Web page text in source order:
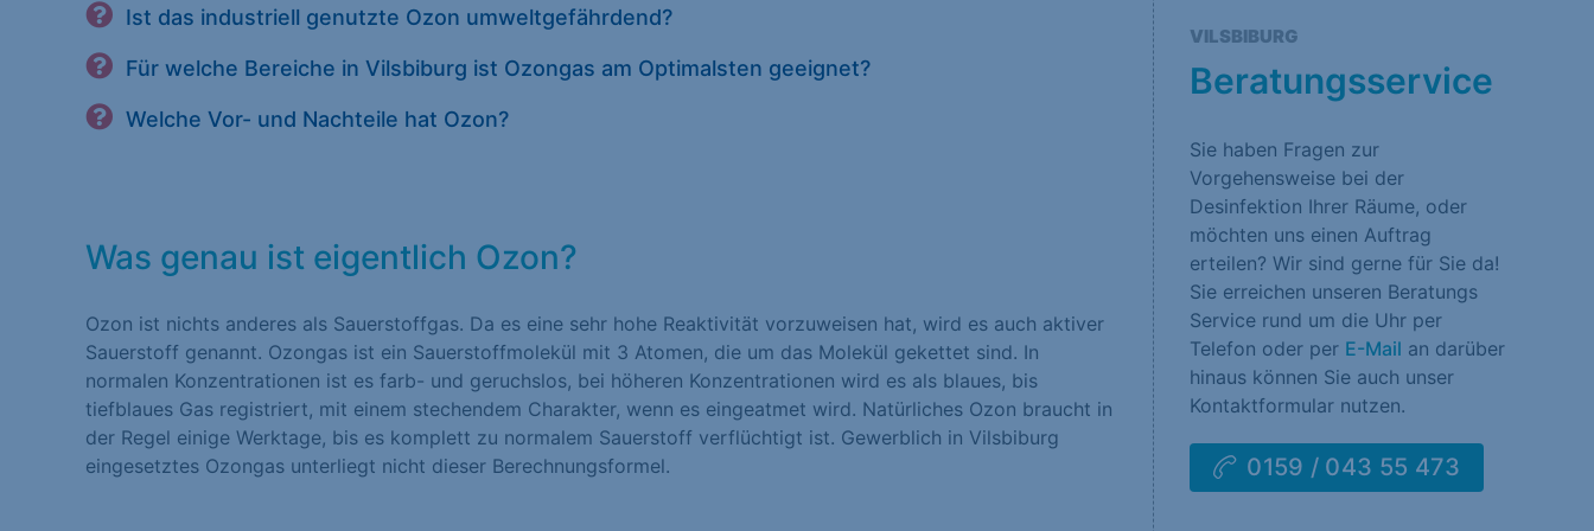
Ist das industriell genutzte Ozon umweltgefährdend?
Für welche Bereiche in Vilsbiburg ist Ozongas am Optimalsten geeignet?
Welche Vor- und Nachteile hat Ozon?
Was genau ist eigentlich Ozon?
Ozon ist nichts anderes als Sauerstoffgas. Da es eine sehr hohe Reaktivität vorzuweisen hat, wird es auch aktiver
Sauerstoff genannt. Ozongas ist ein Sauerstoffmolekül mit 3 Atomen, die um das Molekül gekettet sind. In
normalen Konzentrationen ist es farb- und geruchslos, bei höheren Konzentrationen wird es als blaues, bis
tiefblaues Gas registriert, mit einem stechendem Charakter, wenn es eingeatmet wird. Natürliches Ozon braucht in
der Regel einige Werktage, bis es komplett zu normalem Sauerstoff verflüchtigt ist. Gewerblich in Vilsbiburg
eingesetztes Ozongas unterliegt nicht dieser Berechnungsformel.
VILSBIBURG
Beratungsservice
Sie haben Fragen zur
Vorgehensweise bei der
Desinfektion Ihrer Räume, oder
möchten uns einen Auftrag
erteilen? Wir sind gerne für Sie da!
Sie erreichen unseren Beratungs
Service rund um die Uhr per
Telefon oder per E-Mail an darüber
hinaus können Sie auch unser
Kontaktformular nutzen.
0159 / 043 55 473
Impressum